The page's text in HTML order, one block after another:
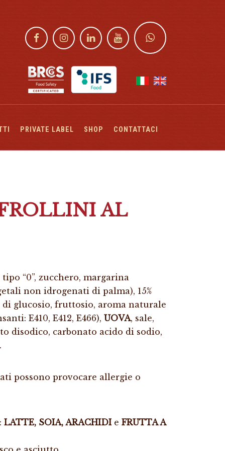
PRIVATE LABEL SHOP CONTATTACI
AL
“0”, zucchero, margarina
non idrogenati di palma), 15%
glucosio, fruttosio, aroma naturale
E410, E412, E466), UOVA, sale,
disodico, carbonato acido di sodio,
possono provocare allergie o
LATTE, SOIA, ARACHIDI e FRUTTA A